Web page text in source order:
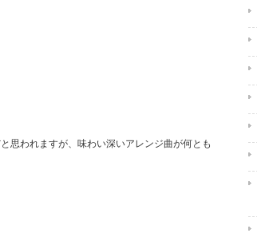
思われますが、味わい深いアレンジ曲が何とも